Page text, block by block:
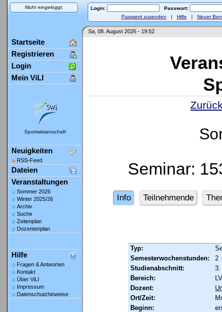
Nicht eingeloggt. Login:
Passwort:
Passwort zusenden | Hilfe | Neuer
Sa, 08. August 2026 - 19:52
Startseite
Registrieren
Login
Mein ViLI
Sportwissenschaft
Neuigkeiten
RSS-Feed
Dateien
Veranstaltungen
Sommer 2026
Winter 2025/26
Archiv
Suche
Zeitenplan
Dozentenplan
Hilfe
Fragen & Antworten
Kontakt
Über ViLI
Impressum
Datenschutzhinweise
Seminar:
Info Teilnehmende
Typ:
Semesterwochenstunden:
2
Studienabschnitt:
3.
Bereich:
Dozent:
Ort/Zeit:
Beginn: